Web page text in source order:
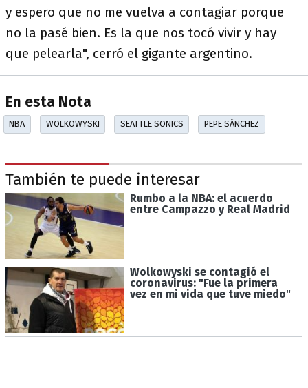
y espero que no me vuelva a contagiar porque
no la pasé bien. Es la que nos tocó vivir y hay
que pelearla", cerró el gigante argentino.
En esta Nota
NBA WOLKOWYSKI SEATTLE SONICS PEPE SÁNCHEZ
También te puede interesar
Rumbo a la NBA: el acuerdo
entre Campazzo y Real Madrid
Wolkowyski se contagió el
coronavirus: "Fue la primera
vez en mi vida que tuve miedo"